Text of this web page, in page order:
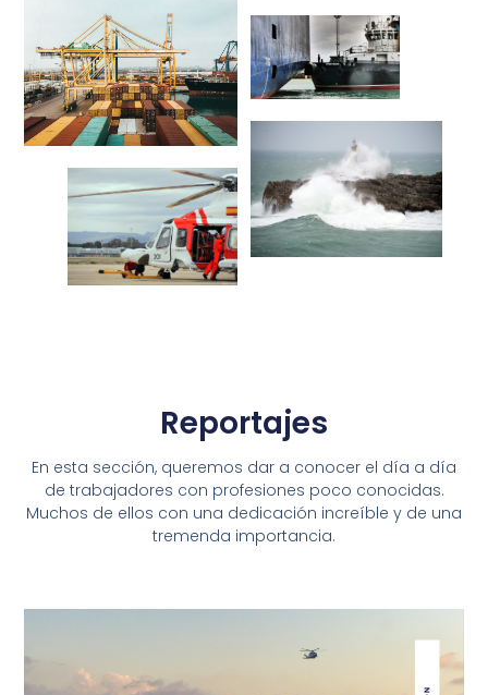
Reportajes
En esta sección, queremos dar a conocer el día a día
de trabajadores con profesiones poco conocidas.
Muchos de ellos con una dedicación increíble y de una
tremenda importancia.